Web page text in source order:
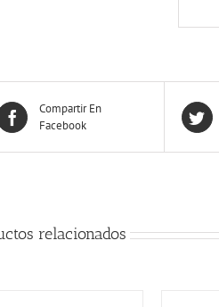
Compartir En
Facebook
relacionados